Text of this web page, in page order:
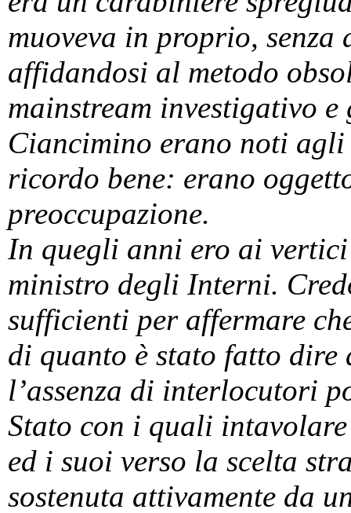
muoveva in proprio,
affidandosi al metodo
mainstream investigativo
Ciancimino erano noti
ricordo bene: erano
preoccupazione.
In quegli anni ero ai
ministro degli Interni.
sufficienti per affermare
di quanto è stato fatto
l’assenza di interlocutori
Stato con i quali
ed i suoi verso la scelta
sostenuta attivamente da